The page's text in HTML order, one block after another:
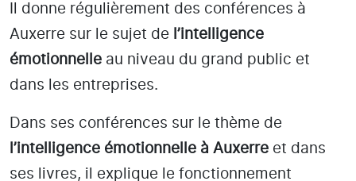
Il donne régulièrement des conférences à
Auxerre sur le sujet de l’intelligence
émotionnelle au niveau du grand public et
dans les entreprises.
Dans ses conférences sur le thème de
l’intelligence émotionnelle à Auxerre et dans
ses livres, il explique le fonctionnement